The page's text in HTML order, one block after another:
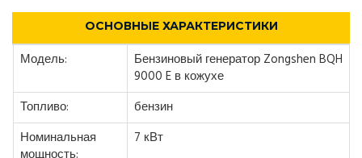
ОСНОВНЫЕ ХАРАКТЕРИСТИКИ
Модель:
Бензиновый генератор Zongshen BQH
9000 E в кожухе
Топливо:
бензин
Номинальная
7 кВт